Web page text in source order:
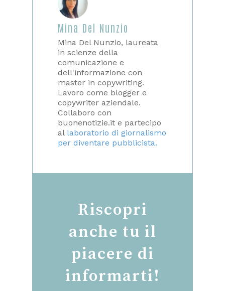
Mina Del Nunzio
Mina Del Nunzio, laureata
in scienze della
comunicazione e
dell'informazione con
master in copywriting.
Lavoro come blogger e
copywriter aziendale.
Collaboro con
buonenotizie.it e partecipo
al laboratorio di giornalismo
per diventare pubblicista.
Riscopri
anche tu il
piacere di
informarti!